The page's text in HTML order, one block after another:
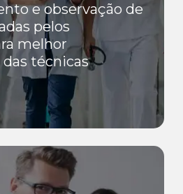
e observação de
pelos
melhor
técnicas